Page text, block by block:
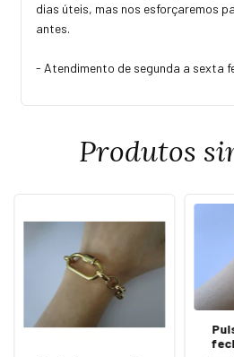
dias úteis, mas nos esforçaremos
antes.
- Atendimento de segunda a sexta
Produtos